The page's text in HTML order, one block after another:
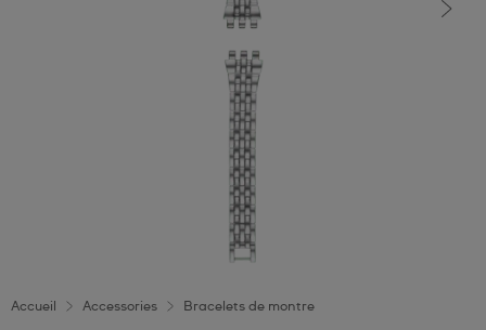
Accueil Accessories Bracelets de montre